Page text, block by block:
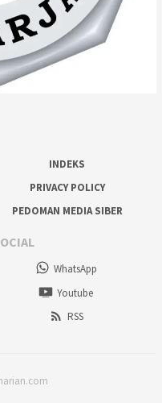
INDEKS
PRIVACY POLICY
PEDOMAN MEDIA SIBER
WhatsApp
Youtube
RSS